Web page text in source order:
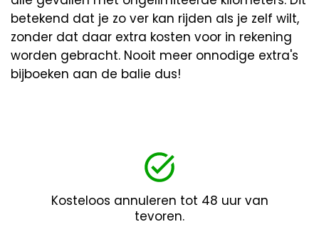
betekend dat je zo ver kan rijden als je zelf wilt,
zonder dat daar extra kosten voor in rekening
worden gebracht. Nooit meer onnodige extra's
bijboeken aan de balie dus!
Kosteloos annuleren tot 48 uur van
tevoren.